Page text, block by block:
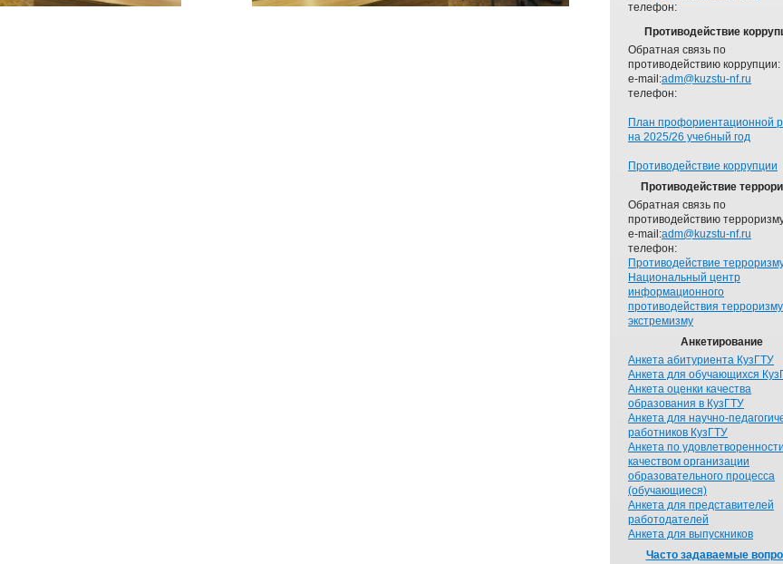
телефон:
Противодействие
Обратная связь по
противодействию коррупции:
e-mail:adm@kuzstu-nf.ru
телефон:
План профориентационной
на 2025/26 учебный год
Противодействие коррупции
Противодействие
Обратная связь по
противодействию
e-mail:adm@kuzstu-nf.ru
телефон:
Противодействие
Национальный центр
информационного
противодействия
экстремизму
Анкетирование
Анкета абитуриента КузГТУ
Анкета для обучающихся
Анкета оценки качества
образования в КузГТУ
Анкета для научно-
работников КузГТУ
Анкета по
качеством организации
образовательного процесса
(обучающиеся)
Анкета для представителей
работодателей
Анкета для выпускников
Часто задаваемые